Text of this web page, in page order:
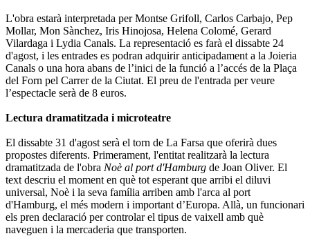
L'obra estarà interpretada per Montse Grifoll, Carlos Carbajo, Pep
Mollar, Mon Sànchez, Iris Hinojosa, Helena Colomé, Gerard
Vilardaga i Lydia Canals. La representació es farà el dissabte 24
d'agost, i les entrades es podran adquirir anticipadament a la Joieria
Canals o una hora abans de l’inici de la funció a l’accés de la Plaça
del Forn pel Carrer de la Ciutat. El preu de l'entrada per veure
l’espectacle serà de 8 euros.
Lectura dramatitzada i microteatre
El dissabte 31 d'agost serà el torn de La Farsa que oferirà dues
propostes diferents. Primerament, l'entitat realitzarà la lectura
dramatitzada de l'obra Noè al port d'Hamburg de Joan Oliver. El
text descriu el moment en què tot esperant que arribi el diluvi
universal, Noè i la seva família arriben amb l'arca al port
d'Hamburg, el més modern i important d’Europa. Allà, un funcionari
els pren declaració per controlar el tipus de vaixell amb què
naveguen i la mercaderia que transporten.